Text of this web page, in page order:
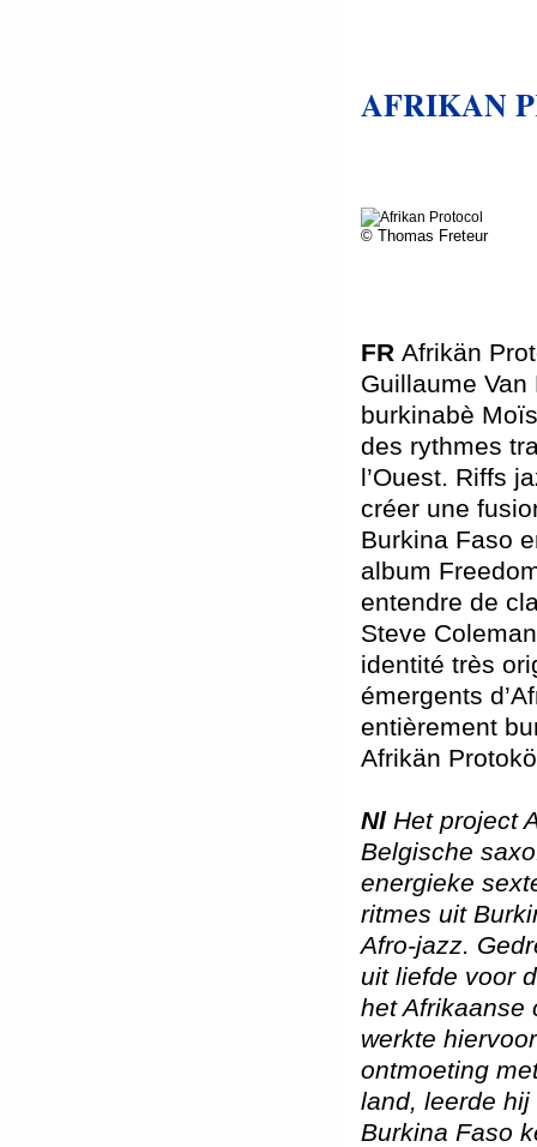
AFRIKAN
© Thomas Freteur
FR Afrikän
Guillaume
burkinabè
des rythmes
l’Ouest. Riffs
créer une
Burkina Faso
album
entendre de
Steve
identité très
émergents
entièrement
Afrikän
Nl Het project
Belgische
energieke
ritmes uit
Afro-jazz.
uit liefde voor
het Afrikaanse
werkte
ontmoeting
land, leerde
Burkina Faso